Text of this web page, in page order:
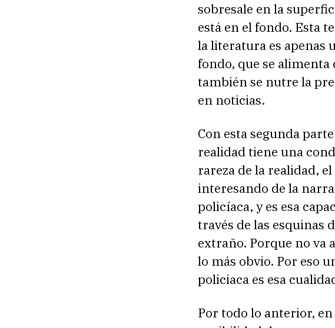
sobresale en la
está en el fondo. Esta
la literatura es apenas
fondo, que se
también se nutre la
en noticias.
Con esta segunda
realidad tiene una
rareza de la realidad,
interesando de la
policíaca, y es esa
través de las esquinas
extraño. Porque no va
lo más obvio. Por eso
policiaca es esa
Por todo lo anterior,